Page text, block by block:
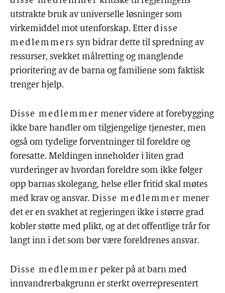
utstrakte bruk av universelle løsninger som
virkemiddel mot utenforskap. Etter disse
medlemmers syn bidrar dette til spredning av
ressurser, svekket målretting og manglende
prioritering av de barna og familiene som faktisk
trenger hjelp.
Disse medlemmer mener videre at forebygging
ikke bare handler om tilgjengelige tjenester, men
også om tydelige forventninger til foreldre og
foresatte. Meldingen inneholder i liten grad
vurderinger av hvordan foreldre som ikke følger
opp barnas skolegang, helse eller fritid skal møtes
med krav og ansvar. Disse medlemmer mener
det er en svakhet at regjeringen ikke i større grad
kobler støtte med plikt, og at det offentlige trår for
langt inn i det som bør være foreldrenes ansvar.
Disse medlemmer peker på at barn med
innvandrerbakgrunn er sterkt overrepresentert